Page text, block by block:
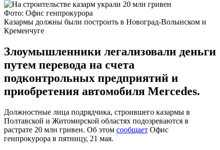
Фото: Офис генпрокурора
Казармы должны были построить в Новоград-Волынском и
Кременчуге
Злоумышленники легализовали деньги
путем перевода на счета
подконтрольных предприятий и
приобретения автомобиля Mercedes.
Должностные лица подрядчика, строившего казармы в
Полтавской и Житомирской областях подозреваются в
растрате 20 млн гривен. Об этом сообщает Офис
генпрокурора в пятницу, 21 мая.